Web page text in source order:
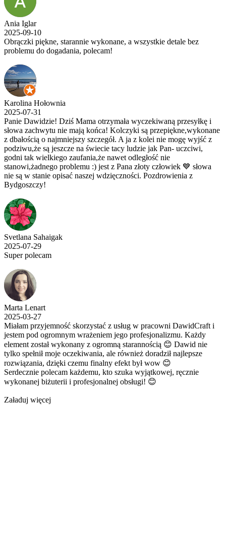
Ania Iglar
2025-09-10
Obrączki piękne, starannie wykonane, a wszystkie detale bez
problemu do dogadania, polecam!
Karolina Hołownia
2025-07-31
Panie Dawidzie! Dziś Mama otrzymała wyczekiwaną przesyłkę i
słowa zachwytu nie mają końca! Kolczyki są przepiękne,wykonane
z dbałością o najmniejszy szczegół. A ja z kolei nie mogę wyjść z
podziwu,że są jeszcze na świecie tacy ludzie jak Pan- uczciwi,
godni tak wielkiego zaufania,że nawet odległość nie
stanowi,żadnego problemu :) jest z Pana złoty człowiek 💙 słowa
nie są w stanie opisać naszej wdzięczności. Pozdrowienia z
Bydgoszczy!
Svetlana Sahaigak
2025-07-29
Super polecam
Marta Lenart
2025-03-27
Miałam przyjemność skorzystać z usług w pracowni DawidCraft i
jestem pod ogromnym wrażeniem jego profesjonalizmu. Każdy
element został wykonany z ogromną starannością 😊 Dawid nie
tylko spełnił moje oczekiwania, ale również doradził najlepsze
rozwiązania, dzięki czemu finalny efekt był wow 😊
Serdecznie polecam każdemu, kto szuka wyjątkowej, ręcznie
wykonanej biżuterii i profesjonalnej obsługi! 😊
Załaduj więcej